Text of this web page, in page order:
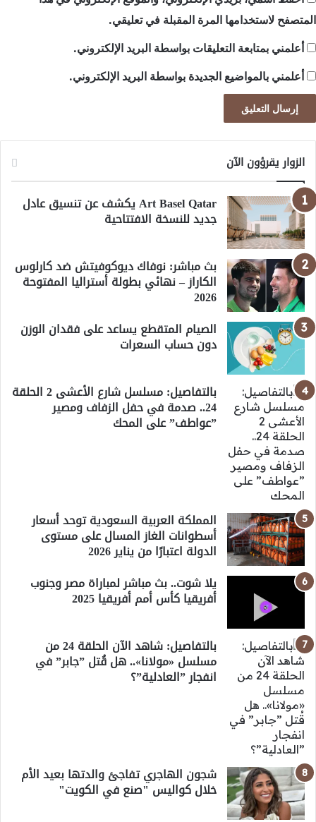
المتصفح لاستخدامها المرة المقبلة في تعليقي.
أعلمني بمتابعة التعليقات بواسطة البريد الإلكتروني.
أعلمني بالمواضيع الجديدة بواسطة البريد الإلكتروني.
الزوار يقرؤون الآن
Art Basel Qatar يكشف عن تنسيق عادل
جديد للنسخة الافتتاحية
بث مباشر: نوفاك ديوكوفيتش ضد كارلوس
الكاراز – نهائي بطولة أستراليا المفتوحة
2026
الصيام المتقطع يساعد على فقدان الوزن
دون حساب السعرات
بالتفاصيل: مسلسل شارع الأعشى 2 الحلقة
24.. صدمة في حفل الزفاف ومصير
”عواطف” على المحك
المملكة العربية السعودية توحد أسعار
أسطوانات الغاز المسال على مستوى
الدولة اعتبارًا من يناير 2026
يلا شوت.. بث مباشر لمباراة مصر وجنوب
أفريقيا كأس أمم أفريقيا 2025
بالتفاصيل: شاهد الآن الحلقة 24 من
مسلسل «مولانا».. هل قُتل ”جابر” في
انفجار ”العادلية”؟
شجون الهاجري تفاجئ والدتها بعيد الأم
خلال كواليس "صنع في الكويت"